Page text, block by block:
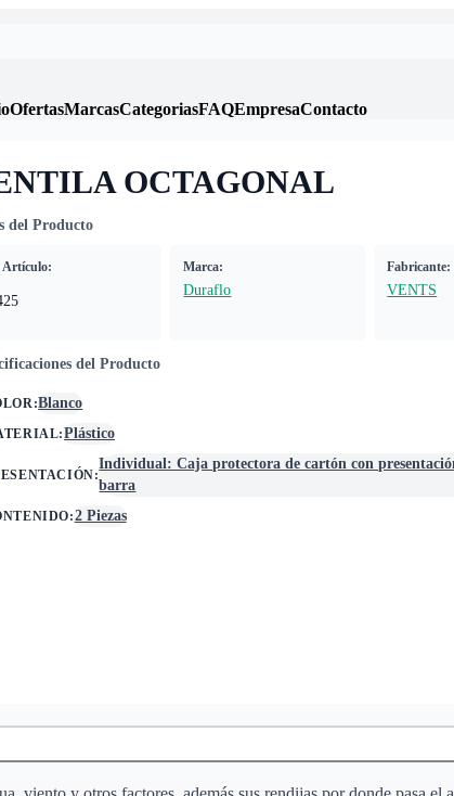
OfertasMarcasCategoriasFAQEmpresaContacto
OCTAGONAL
del Producto
Artículo: Marca:
Duraflo
Fabricante:
VENTS
del Producto
:Blanco
:Plástico
:
Individual: Caja protectora de cartón con
barra
:2 Piezas